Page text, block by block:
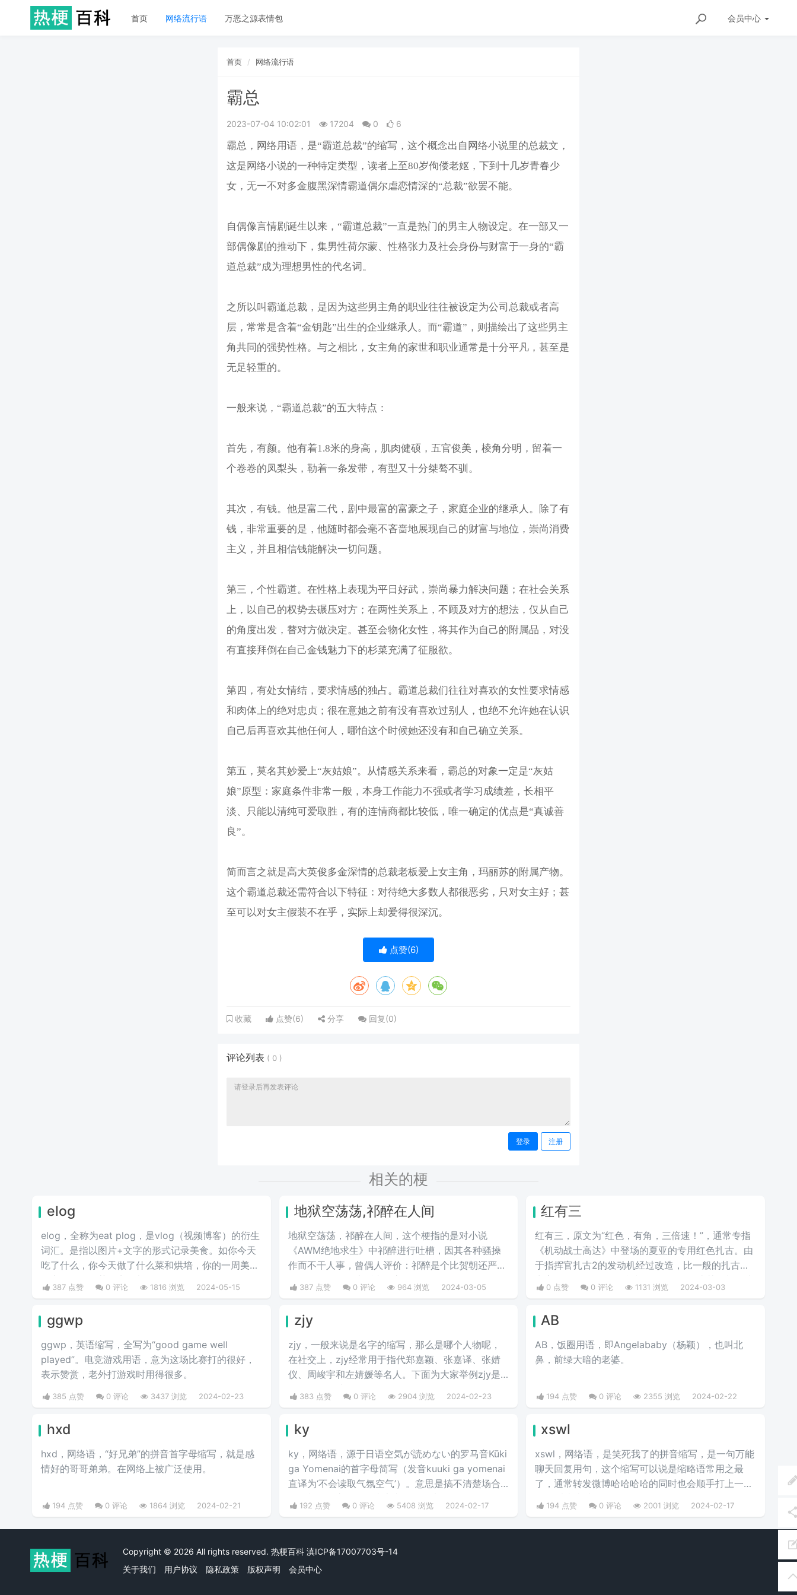
首页 网络流行语 万恶之源表情包 会员中心
首页 网络流行语
霸总
2023-07-04 10:02:01 17204 0 6
霸总，网络用语，是“霸道总裁”的缩写，这个概念出自网络小说里的总裁文，
这是网络小说的一种特定类型，读者上至80岁佝偻老妪，下到十几岁青春少
女，无一不对多金腹黑深情霸道偶尔虐恋情深的“总裁”欲罢不能。
自偶像言情剧诞生以来，“霸道总裁”一直是热门的男主人物设定。在一部又一
部偶像剧的推动下，集男性荷尔蒙、性格张力及社会身份与财富于一身的“霸
道总裁”成为理想男性的代名词。
之所以叫霸道总裁，是因为这些男主角的职业往往被设定为公司总裁或者高
层，常常是含着“金钥匙”出生的企业继承人。而“霸道”，则描绘出了这些男主
角共同的强势性格。与之相比，女主角的家世和职业通常是十分平凡，甚至是
无足轻重的。
一般来说，“霸道总裁”的五大特点：
首先，有颜。他有着1.8米的身高，肌肉健硕，五官俊美，棱角分明，留着一
个卷卷的凤梨头，勒着一条发带，有型又十分桀骜不驯。
其次，有钱。他是富二代，剧中最富的富豪之子，家庭企业的继承人。除了有
钱，非常重要的是，他随时都会毫不吝啬地展现自己的财富与地位，崇尚消费
主义，并且相信钱能解决一切问题。
第三，个性霸道。在性格上表现为平日好武，崇尚暴力解决问题；在社会关系
上，以自己的权势去碾压对方；在两性关系上，不顾及对方的想法，仅从自己
的角度出发，替对方做决定。甚至会物化女性，将其作为自己的附属品，对没
有直接拜倒在自己金钱魅力下的杉菜充满了征服欲。
第四，有处女情结，要求情感的独占。霸道总裁们往往对喜欢的女性要求情感
和肉体上的绝对忠贞；很在意她之前有没有喜欢过别人，也绝不允许她在认识
自己后再喜欢其他任何人，哪怕这个时候她还没有和自己确立关系。
第五，莫名其妙爱上“灰姑娘”。从情感关系来看，霸总的对象一定是“灰姑
娘”原型：家庭条件非常一般，本身工作能力不强或者学习成绩差，长相平
淡、只能以清纯可爱取胜，有的连情商都比较低，唯一确定的优点是“真诚善
良”。
简而言之就是高大英俊多金深情的总裁老板爱上女主角，玛丽苏的附属产物。
这个霸道总裁还需符合以下特征：对待绝大多数人都很恶劣，只对女主好；甚
至可以对女主假装不在乎，实际上却爱得很深沉。
点赞(6)
收藏 点赞(6) 分享 回复(0)
评论列表 ( 0 )
登录 注册
相关的梗
elog
elog，全称为eat plog，是vlog（视频博客）的衍生
词汇。是指以图片+文字的形式记录美食。如你今天
吃了什么，你今天做了什么菜和烘培，你的一周美食
盘点，你的奶茶盘点，都值得记录。
387 点赞 0 评论 1816 浏览 2024-05-15
地狱空荡荡,祁醉在人间
地狱空荡荡，祁醉在人间，这个梗指的是对小说
《AWM绝地求生》中祁醉进行吐槽，因其各种骚操
作而不干人事，曾偶人评价：祁醉是个比贺朝还严山
牙子的男人！四大话痨攻之首。
387 点赞 0 评论 964 浏览 2024-03-05
红有三
红有三，原文为“红色，有角，三倍速！”，通常专指
《机动战士高达》中登场的夏亚的专用红色扎古。由
于指挥官扎古2的发动机经过改造，比一般的扎古出
力高30%，在夏亚的精准操作下，显得比其他机体快
三倍。而红色有角三倍速也被看作是夏亚登场的象
0 点赞 0 评论 1131 浏览 2024-03-03
ggwp
ggwp，英‌‌‌‌‌‌‌‌‌‌‌语缩写，全写为“good game well
played”。电竞游戏用语，意为这场比赛打的很好，
表示赞赏，老外打游戏时用得很多。
385 点赞 0 评论 3437 浏览 2024-02-23
zjy
zjy，一般来说是名字的缩写，那么是哪个人物呢，
在社交上，zjy经常用于指代郑嘉颖、张嘉译、张婧
仪、周峻宇和左婧媛等名人。下面为大家举例zjy是
383 点赞 0 评论 2904 浏览 2024-02-23
AB
AB，饭圈用语，即Angelababy（杨颖），也叫北
鼻，前绿大暗的老婆。​
194 点赞 0 评论 2355 浏览 2024-02-22
hxd
hxd，网络语，“好兄弟”的拼音首字母缩写，就是感
情好的哥哥弟弟。在网络上被广泛使用。
194 点赞 0 评论 1864 浏览 2024-02-21
ky
ky，网络语，源于日语空気が読めない的罗马音Kūki
ga Yomenai的首字母简写（发音kuuki ga yomenai
直译为‘不会读取气氛空气’）。意思是搞不清楚场合
气氛胡乱发言而扫了大家兴致的行为。
192 点赞 0 评论 5408 浏览 2024-02-17
xswl
xswl，网络语，是笑死我了的拼音缩写，是一句万能
聊天回复用句，这个缩写可以说是缩略语常用之最
了，通常转发微博哈哈哈哈的同时也会顺手打上一个
194 点赞 0 评论 2001 浏览 2024-02-17
Copyright © 2026 All rights reserved. 热梗百科 滇ICP备17007703号-14
关于我们
用户协议 隐私政策 版权声明 会员中心